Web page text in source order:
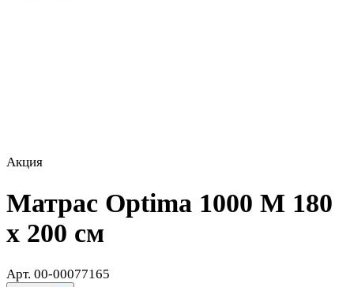
Акция
Матрас Optima 1000 M 180
х 200 см
Арт. 00-00077165